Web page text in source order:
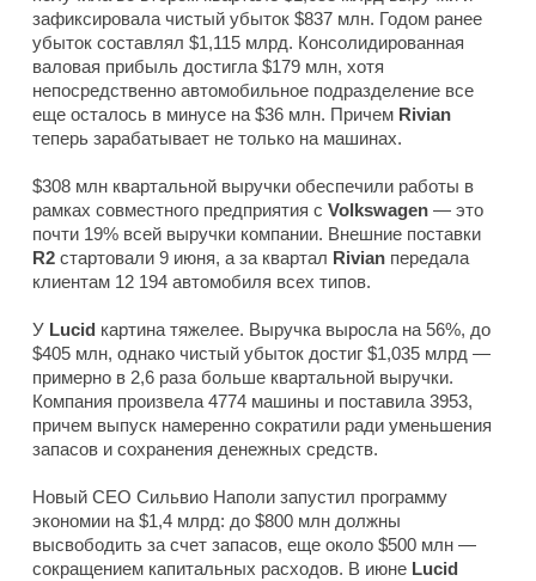
зафиксировала чистый убыток $837 млн. Годом ранее
убыток составлял $1,115 млрд. Консолидированная
валовая прибыль достигла $179 млн, хотя
непосредственно автомобильное подразделение все
еще осталось в минусе на $36 млн. Причем Rivian
теперь зарабатывает не только на машинах.
$308 млн квартальной выручки обеспечили работы в
рамках совместного предприятия с Volkswagen — это
почти 19% всей выручки компании. Внешние поставки
R2 стартовали 9 июня, а за квартал Rivian передала
клиентам 12 194 автомобиля всех типов.
У Lucid картина тяжелее. Выручка выросла на 56%, до
$405 млн, однако чистый убыток достиг $1,035 млрд —
примерно в 2,6 раза больше квартальной выручки.
Компания произвела 4774 машины и поставила 3953,
причем выпуск намеренно сократили ради уменьшения
запасов и сохранения денежных средств.
Новый CEO Сильвио Наполи запустил программу
экономии на $1,4 млрд: до $800 млн должны
высвободить за счет запасов, еще около $500 млн —
сокращением капитальных расходов. В июне Lucid